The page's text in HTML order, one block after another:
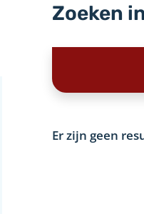
Zoeken
Er zijn geen